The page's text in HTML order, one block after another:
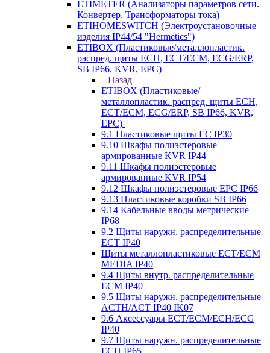
ETIMETER (Анализаторы параметров сети.
Конвертер. Трансформаторы тока)
ETIHOMESWITCH (Электроустановочные
изделия IP44/54 "Hermetics")
ETIBOX (Пластиковые/металлопластик.
распред. щиты ECH, ECT/ECM, ECG/ERP,
SB IP66, KVR, EPC)
Назад
ETIBOX (Пластиковые/
металлопластик. распред. щиты ECH,
ECT/ECM, ECG/ERP, SB IP66, KVR,
EPC)
9.1 Пластиковые щиты EC IP30
9.10 Шкафы полиэстеровые
армированные KVR IP44
9.11 Шкафы полиэстеровые
армированные KVR IP54
9.12 Шкафы полиэстеровые EPC IP66
9.13 Пластиковые коробки SB IP66
9.14 Кабельные вводы метрические
IP68
9.2 Щиты наружн. распределительные
ECT IP40
Щиты металлопластиковые ECT/ECM
MEDIA IP40
9.4 Щиты внутр. распределительные
ECМ IP40
9.5 Щиты наружн. распределительные
ACTH/ACT IP40 IK07
9.6 Аксессуары ECT/ECM/ECH/ECG
IP40
9.7 Щиты наружн. распределительные
ECH IP65